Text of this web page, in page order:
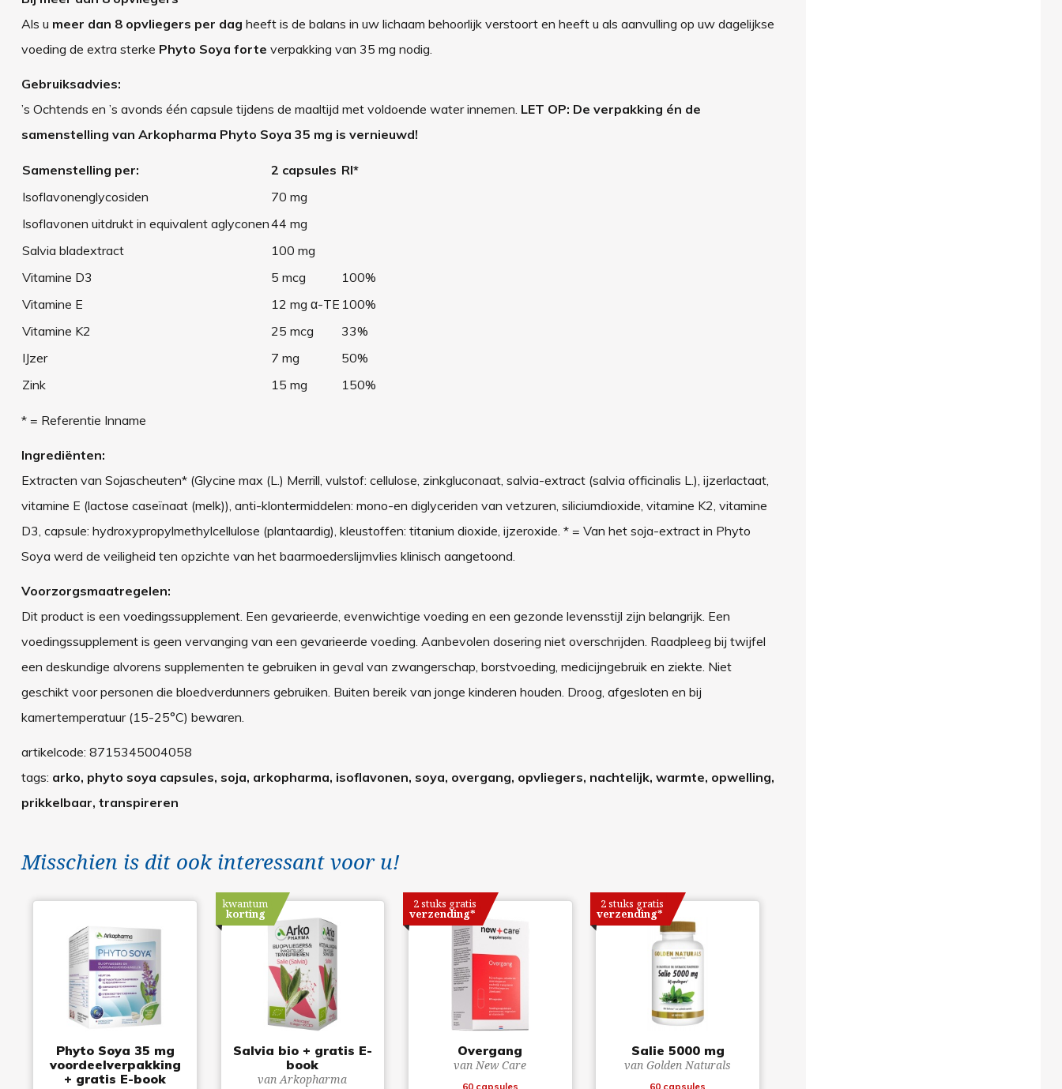
Als u meer dan 8 opvliegers per dag heeft is de balans in uw lichaam behoorlijk verstoort en heeft u als aanvulling op uw dagelijkse
voeding de extra sterke Phyto Soya forte verpakking van 35 mg nodig.
Gebruiksadvies:
’s Ochtends en ’s avonds één capsule tijdens de maaltijd met voldoende water innemen. LET OP: De verpakking én de
samenstelling van Arkopharma Phyto Soya 35 mg is vernieuwd!
Samenstelling per: 2 capsules RI*
Isoflavonenglycosiden
70 mg
Isoflavonen uitdrukt in equivalent aglyconen44 mg
Salvia bladextract
100 mg
Vitamine D3
5 mcg
100%
Vitamine E
12 mg α-TE 100%
Vitamine K2
25 mcg
33%
IJzer
7 mg
50%
Zink
15 mg 150%
* = Referentie Inname
Ingrediënten:
Extracten van Sojascheuten* (Glycine max (L.) Merrill, vulstof: cellulose, zinkgluconaat, salvia-extract (salvia officinalis L.), ijzerlactaat,
vitamine E (lactose caseïnaat (melk)), anti-klontermiddelen: mono-en diglyceriden van vetzuren, siliciumdioxide, vitamine K2, vitamine
D3, capsule: hydroxypropylmethylcellulose (plantaardig), kleustoffen: titanium dioxide, ijzeroxide. * = Van het soja-extract in Phyto
Soya werd de veiligheid ten opzichte van het baarmoederslijmvlies klinisch aangetoond.
Voorzorgsmaatregelen:
Dit product is een voedingssupplement. Een gevarieerde, evenwichtige voeding en een gezonde levensstijl zijn belangrijk. Een
voedingssupplement is geen vervanging van een gevarieerde voeding. Aanbevolen dosering niet overschrijden. Raadpleeg bij twijfel
een deskundige alvorens supplementen te gebruiken in geval van zwangerschap, borstvoeding, medicijngebruik en ziekte. Niet
geschikt voor personen die bloedverdunners gebruiken. Buiten bereik van jonge kinderen houden. Droog, afgesloten en bij
kamertemperatuur (15-25°C) bewaren.
artikelcode: 8715345004058
tags: arko, phyto soya capsules, soja, arkopharma, isoflavonen, soya, overgang, opvliegers, nachtelijk, warmte, opwelling,
prikkelbaar, transpireren
Misschien is dit ook interessant voor u!
Phyto Soya 35 mg
voordeelverpakking
+ gratis E-book
Salvia bio + gratis E-
book
van Arkopharma
kwantum
korting
Overgang
van New Care
60 capsules
2 stuks gratis
verzending*
Salie 5000 mg
van Golden Naturals
60 capsules
2 stuks gratis
verzending*